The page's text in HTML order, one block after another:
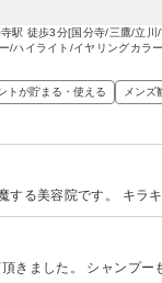
駅 徒歩3分[国分寺/三鷹/立川
/ハイライト/イヤリングカラ
トが貯まる・使える メンズ